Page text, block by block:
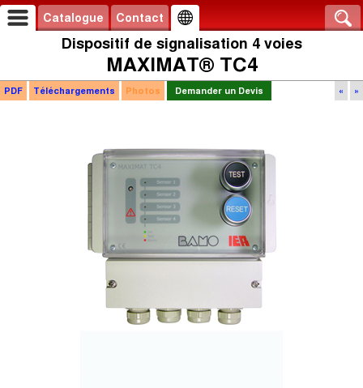
Catalogue Contact
Dispositif de signalisation 4 voies
MAXIMAT® TC4
« »
PDF Téléchargements Photos Demander un Devis